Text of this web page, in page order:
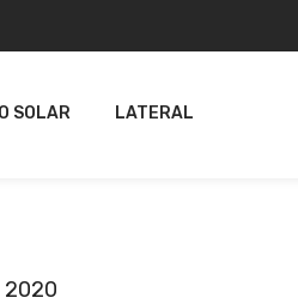
SOLAR LATERAL
2020